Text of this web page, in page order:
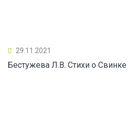
29.11.2021
Бестужева Л.В. Стихи о Свинке